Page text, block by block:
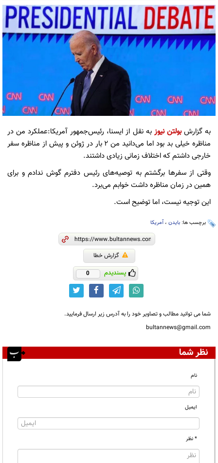
به گزارشبولتن نیوز به نقل از ایسنا، رئیس‌جمهور آمریکا:عملکرد من در
مناظره خیلی بد بود اما می‌دانید من ۲ بار در ژوئن و پیش از مناظره سفر
خارجی داشتم که اختلاف زمانی زیادی داشتند.
وقتی از سفرها برگشتم به توصیه‌های رئیس دفترم گوش ندادم و برای
همین در زمان مناظره داشت خوابم می‌برد.
این توجیه نیست، اما توضیح است.
برچسب ها: بایدن ،آمریکا
گزارش خطا
پسندیدم 0
شما می توانید مطالب و تصاویر خود را به آدرس زیر ارسال فرمایید.
bultannews@gmail.com
نظر شما
نام
ایمیل
* نظر